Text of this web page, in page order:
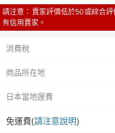
請注意：賣家評價低於50或綜合
有信用賣家。
消費稅
商品所在地
日本當地運費
免運費(請注意說明)